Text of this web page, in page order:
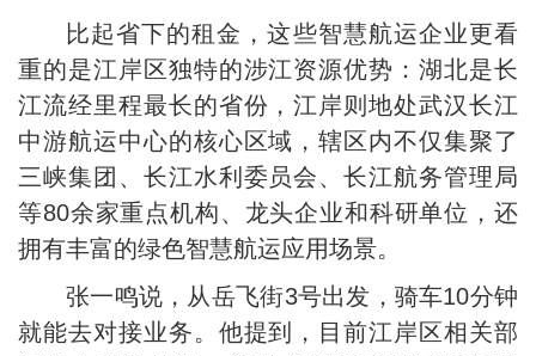
比起省下的租金，这些智慧航运企业更看
重的是江岸区独特的涉江资源优势：湖北是长
江流经里程最长的省份，江岸则地处武汉长江
中游航运中心的核心区域，辖区内不仅集聚了
三峡集团、长江水利委员会、长江航务管理局
等80余家重点机构、龙头企业和科研单位，还
拥有丰富的绿色智慧航运应用场景。
张一鸣说，从岳飞街3号出发，骑车10分钟
就能去对接业务。他提到，目前江岸区相关部